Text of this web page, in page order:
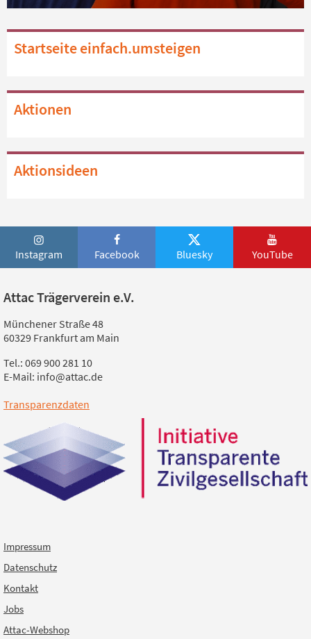
Startseite einfach.umsteigen
Aktionen
Aktionsideen
Instagram Facebook Bluesky YouTube
Attac Trägerverein e.V.
Münchener Straße 48
60329 Frankfurt am Main
Tel.: 069 900 281 10
E-Mail: info@attac.de
Transparenzdaten
Impressum
Datenschutz
Kontakt
Jobs
Attac-Webshop